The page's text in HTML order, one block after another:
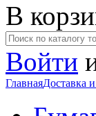
В
Войти
ГлавнаяДоставка